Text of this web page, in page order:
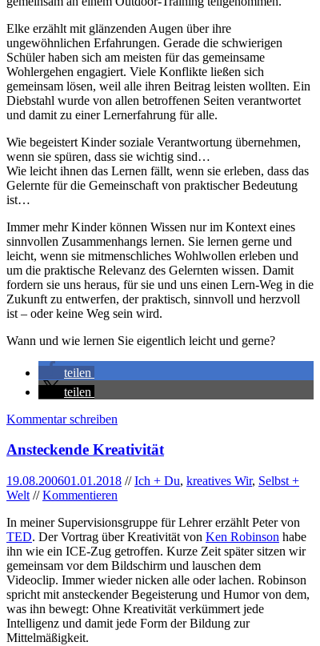
Elke erzählt mit glänzenden Augen über ihre
ungewöhnlichen Erfahrungen. Gerade die schwierigen
Schüler haben sich am meisten für das gemeinsame
Wohlergehen engagiert. Viele Konflikte ließen sich
gemeinsam lösen, weil alle ihren Beitrag leisten wollten. Ein
Diebstahl wurde von allen betroffenen Seiten verantwortet
und damit zu einer Lernerfahrung für alle.
Wie begeistert Kinder soziale Verantwortung übernehmen,
wenn sie spüren, dass sie wichtig sind…
Wie leicht ihnen das Lernen fällt, wenn sie erleben, dass das
Gelernte für die Gemeinschaft von praktischer Bedeutung
ist…
Immer mehr Kinder können Wissen nur im Kontext eines
sinnvollen Zusammenhangs lernen. Sie lernen gerne und
leicht, wenn sie mitmenschliches Wohlwollen erleben und
um die praktische Relevanz des Gelernten wissen. Damit
fordern sie uns heraus, für sie und uns einen Lern-Weg in die
Zukunft zu entwerfen, der praktisch, sinnvoll und herzvoll
ist – oder keine Weg sein wird.
Wann und wie lernen Sie eigentlich leicht und gerne?
teilen
teilen
Kommentar schreiben
Ansteckende Kreativität
19.08.200601.01.2018 //Ich + Du, kreatives Wir, Selbst +
Welt //Kommentieren
In meiner Supervisionsgruppe für Lehrer erzählt Peter von
TED. Der Vortrag über Kreativität von Ken Robinson habe
ihn wie ein ICE-Zug getroffen. Kurze Zeit später sitzen wir
gemeinsam vor dem Bildschirm und lauschen dem
Videoclip. Immer wieder nicken alle oder lachen. Robinson
spricht mit ansteckender Begeisterung und Humor von dem,
was ihn bewegt: Ohne Kreativität verkümmert jede
Intelligenz und damit jede Form der Bildung zur
Mittelmäßigkeit.